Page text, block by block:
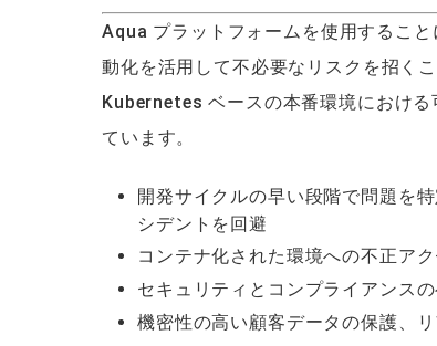
Aqua プラットフォームを使用するこ
動化を活用して不必要なリスクを招く
Kubernetes ベースの本番環境におけ
ています。
開発サイクルの早い段階で問題を
シデントを回避
コンテナ化された環境への不正ア
セキュリティとコンプライアンス
機密性の高い顧客データの保護、